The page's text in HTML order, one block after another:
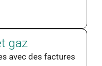
gaz
avec des factures